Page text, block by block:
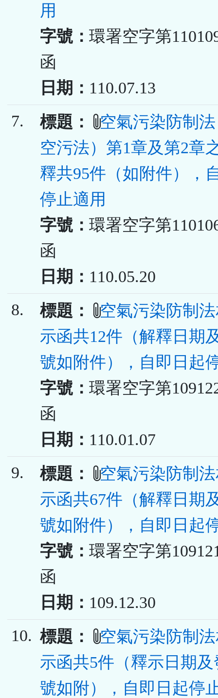
用
字號：環署空字第
函
日期： 110.07.13
7.
標題：
空氣污染防制
空污法）第1章及第2章
釋共95件（如附件），
停止適用
字號：環署空字第
函
日期： 110.05.20
8.
標題：
空氣污染防制
示函共12件（解釋日期
號如附件），自即日起
字號：環署空字第
函
日期： 110.01.07
9.
標題：
空氣污染防制
示函共67件（解釋日期
號如附件），自即日起
字號：環署空字第
函
日期： 109.12.30
10. 標題：
空氣污染防制
示函共5件（釋示日期
號如附），自即日起停